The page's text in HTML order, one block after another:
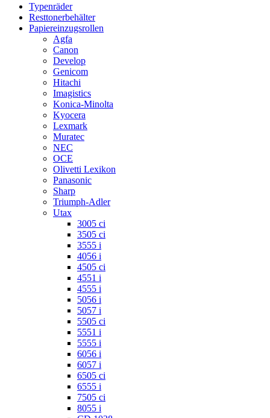
Typenräder
Resttonerbehälter
Papiereinzugsrollen
Agfa
Canon
Develop
Genicom
Hitachi
Imagistics
Konica-Minolta
Kyocera
Lexmark
Muratec
NEC
OCE
Olivetti Lexikon
Panasonic
Sharp
Triumph-Adler
Utax
3005 ci
3505 ci
3555 i
4056 i
4505 ci
4551 i
4555 i
5056 i
5057 i
5505 ci
5551 i
5555 i
6056 i
6057 i
6505 ci
6555 i
7505 ci
8055 i